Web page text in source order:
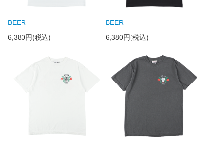
BEER
6,380円(税込)
BEER
6,380円(税込)